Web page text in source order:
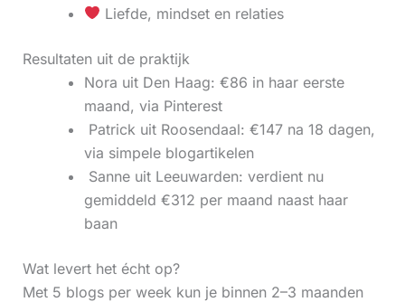
Liefde, mindset en relaties
Resultaten uit de praktijk
Nora uit Den Haag: €86 in haar eerste
maand, via Pinterest
‍ Patrick uit Roosendaal: €147 na 18 dagen,
via simpele blogartikelen
‍ Sanne uit Leeuwarden: verdient nu
gemiddeld €312 per maand naast haar
baan
Wat levert het écht op?
Met 5 blogs per week kun je binnen 2–3 maanden